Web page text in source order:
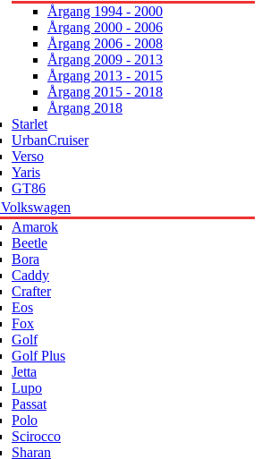
Årgang 1994 - 2000
Årgang 2000 - 2006
Årgang 2006 - 2008
Årgang 2009 - 2013
Årgang 2013 - 2015
Årgang 2015 - 2018
Årgang 2018
Starlet
UrbanCruiser
Verso
Yaris
GT86
Volkswagen
Amarok
Beetle
Bora
Caddy
Crafter
Eos
Fox
Golf
Golf Plus
Jetta
Lupo
Passat
Polo
Scirocco
Sharan